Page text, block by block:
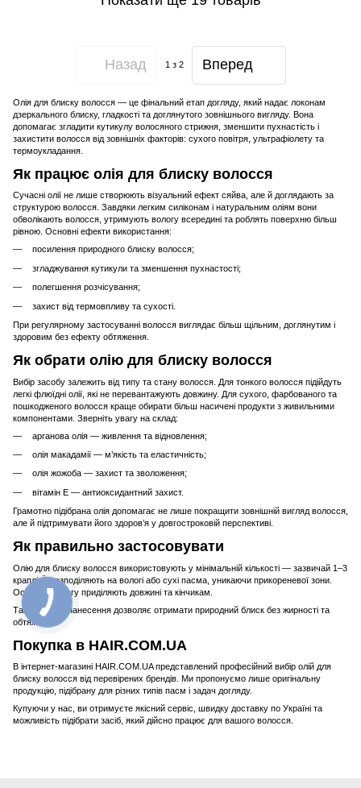
Назад 1 з 2 Вперед
Олія для блиску волосся — це фінальний етап догляду, який надає локонам
дзеркального блиску, гладкості та доглянутого зовнішнього вигляду. Вона
допомагає згладити кутикулу волосяного стрижня, зменшити пухнастість і
захистити волосся від зовнішніх факторів: сухого повітря, ультрафіолету та
термоукладання.
Як працює олія для блиску волосся
Сучасні олії не лише створюють візуальний ефект сяйва, але й доглядають за
структурою волосся. Завдяки легким силіконам і натуральним оліям вони
обволікають волосся, утримують вологу всередині та роблять поверхню більш
рівною. Основні ефекти використання:
посилення природного блиску волосся;
згладжування кутикули та зменшення пухнастості;
полегшення розчісування;
захист від термовпливу та сухості.
При регулярному застосуванні волосся виглядає більш щільним, доглянутим і
здоровим без ефекту обтяження.
Як обрати олію для блиску волосся
Вибір засобу залежить від типу та стану волосся. Для тонкого волосся підійдуть
легкі флюїдні олії, які не перевантажують довжину. Для сухого, фарбованого та
пошкодженого волосся краще обирати більш насичені продукти з живильними
компонентами. Зверніть увагу на склад:
арганова олія — живлення та відновлення;
олія макадамії — м’якість та еластичність;
олія жожоба — захист та зволоження;
вітамін Е — антиоксидантний захист.
Грамотно підібрана олія допомагає не лише покращити зовнішній вигляд волосся,
але й підтримувати його здоров’я у довгостроковій перспективі.
Як правильно застосовувати
Олію для блиску волосся використовують у мінімальній кількості — зазвичай 1–3
краплі. Її розподіляють на вологі або сухі пасма, уникаючи прикореневої зони.
Особливу увагу приділяють довжині та кінчикам.
Такий спосіб нанесення дозволяє отримати природний блиск без жирності та
обтяження.
Покупка в HAIR.COM.UA
В інтернет-магазині HAIR.COM.UA представлений професійний вибір олій для
блиску волосся від перевірених брендів. Ми пропонуємо лише оригінальну
продукцію, підібрану для різних типів пасм і задач догляду.
Купуючи у нас, ви отримуєте якісний сервіс, швидку доставку по Україні та
можливість підібрати засіб, який дійсно працює для вашого волосся.